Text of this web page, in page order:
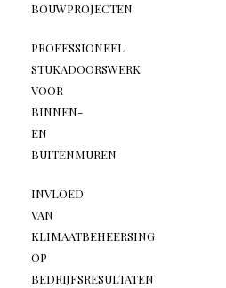
BOUWPROJECTEN
PROFESSIONEEL
STUKADOORSWERK
VOOR
BINNEN-
EN
BUITENMUREN
INVLOED
VAN
KLIMAATBEHEERSING
OP
BEDRIJFSRESULTATEN